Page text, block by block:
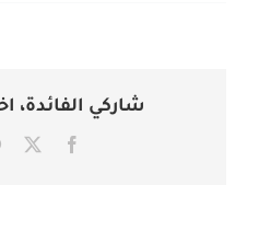
شاركي الفائدة،
X